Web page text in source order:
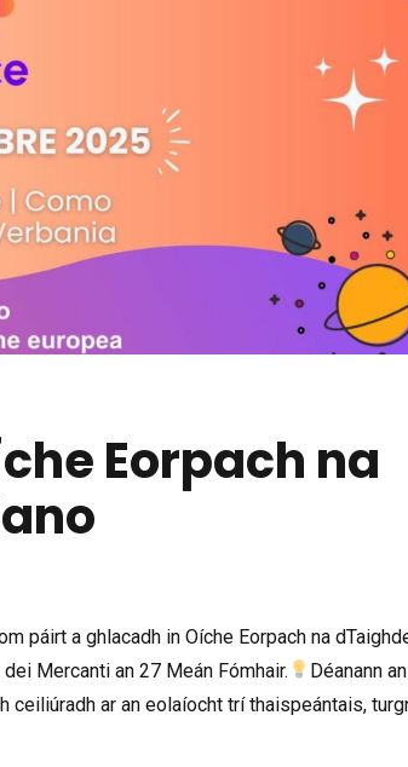
Eorpach na
páirt a ghlacadh in Oíche Eorpach na
Mercanti an 27 Meán Fómhair.
Déanann an
ceiliúradh ar an eolaíocht trí thaispeántais,